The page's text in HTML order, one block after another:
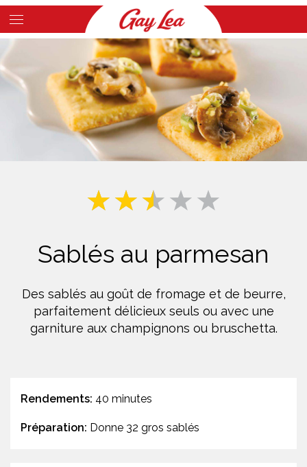
Skip
to
main
content
Main
Content
Sablés au parmesan
Des sablés au goût de fromage et de beurre,
parfaitement délicieux seuls ou avec une
garniture aux champignons ou bruschetta.
Rendements: 40 minutes
Préparation: Donne 32 gros sablés